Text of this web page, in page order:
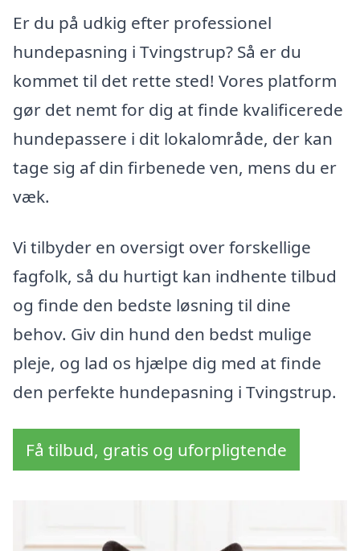
Er du på udkig efter professionel
hundepasning i Tvingstrup? Så er du
kommet til det rette sted! Vores platform
gør det nemt for dig at finde kvalificerede
hundepassere i dit lokalområde, der kan
tage sig af din firbenede ven, mens du er
væk.
Vi tilbyder en oversigt over forskellige
fagfolk, så du hurtigt kan indhente tilbud
og finde den bedste løsning til dine
behov. Giv din hund den bedst mulige
pleje, og lad os hjælpe dig med at finde
den perfekte hundepasning i Tvingstrup.
Få tilbud, gratis og uforpligtende